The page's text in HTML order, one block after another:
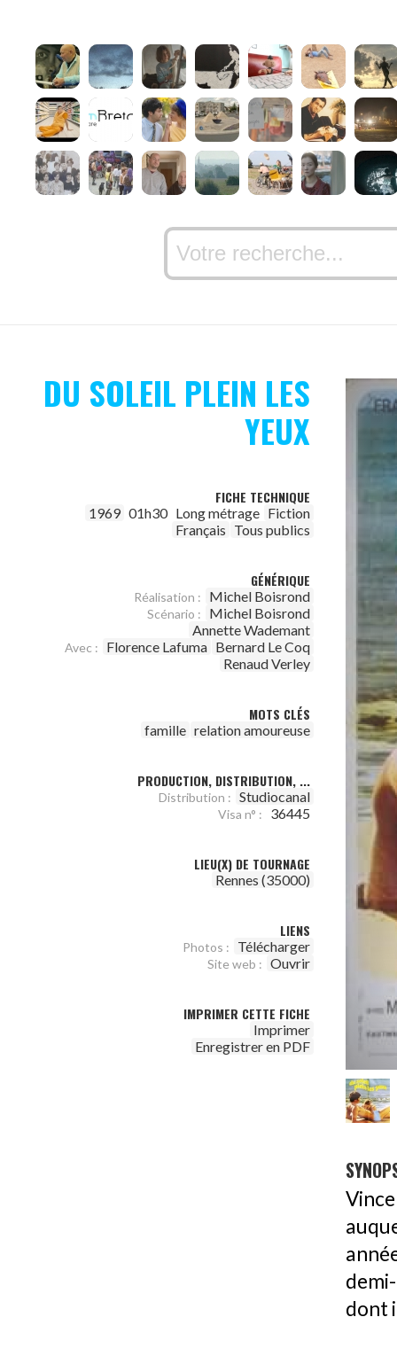
DU SOLEIL PLEIN LES
YEUX
FICHE TECHNIQUE
1969 01h30 Long métrage Fiction
Français Tous publics
GÉNÉRIQUE
Réalisation : Michel Boisrond
Scénario :
Michel Boisrond
Annette Wademant
Avec : Florence Lafuma Bernard Le Coq
Renaud Verley
MOTS CLÉS
famille relation amoureuse
PRODUCTION, DISTRIBUTION, ...
Distribution : Studiocanal
Visa n° : 36445
LIEU(X) DE TOURNAGE
Rennes (35000)
LIENS
Photos : Télécharger
Site web : Ouvrir
IMPRIMER CETTE FICHE
Imprimer
Enregistrer en PDF
dont